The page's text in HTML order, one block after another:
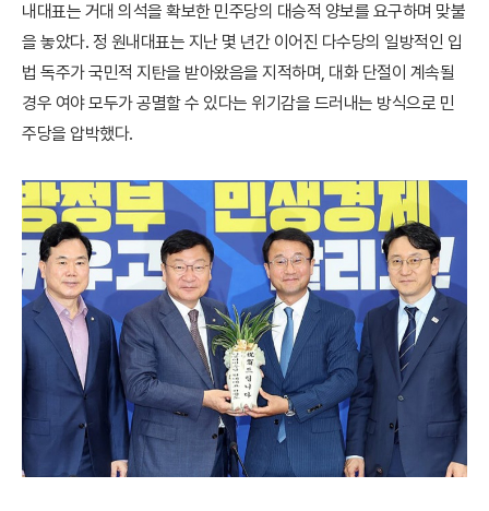
내대표는 거대 의석을 확보한 민주당의 대승적 양보를 요구하며 맞불
을 놓았다. 정 원내대표는 지난 몇 년간 이어진 다수당의 일방적인 입
법 독주가 국민적 지탄을 받아왔음을 지적하며, 대화 단절이 계속될
경우 여야 모두가 공멸할 수 있다는 위기감을 드러내는 방식으로 민
주당을 압박했다.